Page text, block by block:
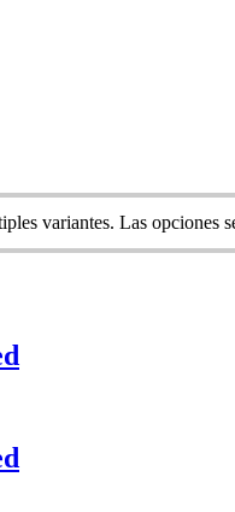
variantes. Las opciones